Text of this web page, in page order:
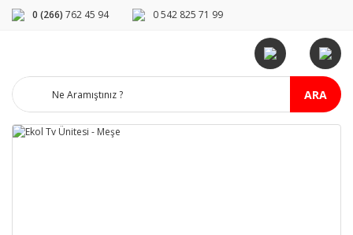
0 (266) 762 45 94 0 542 825 71 99
ARA